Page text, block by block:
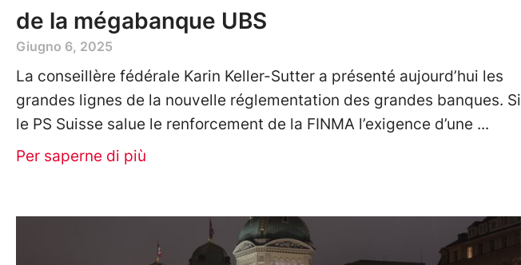
de la mégabanque UBS
Giugno 6, 2025
La conseillère fédérale Karin Keller-Sutter a présenté aujourd’hui les
grandes lignes de la nouvelle réglementation des grandes banques. Si
le PS Suisse salue le renforcement de la FINMA l’exigence d’une
Per saperne di più